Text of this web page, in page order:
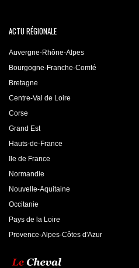
ACTU RÉGIONALE
Auvergne-Rhône-Alpes
Bourgogne-Franche-Comté
Bretagne
Centre-Val de Loire
Corse
Grand Est
Hauts-de-France
Ile de France
Normandie
Nouvelle-Aquitaine
Occitanie
Pays de la Loire
Provence-Alpes-Côtes d'Azur